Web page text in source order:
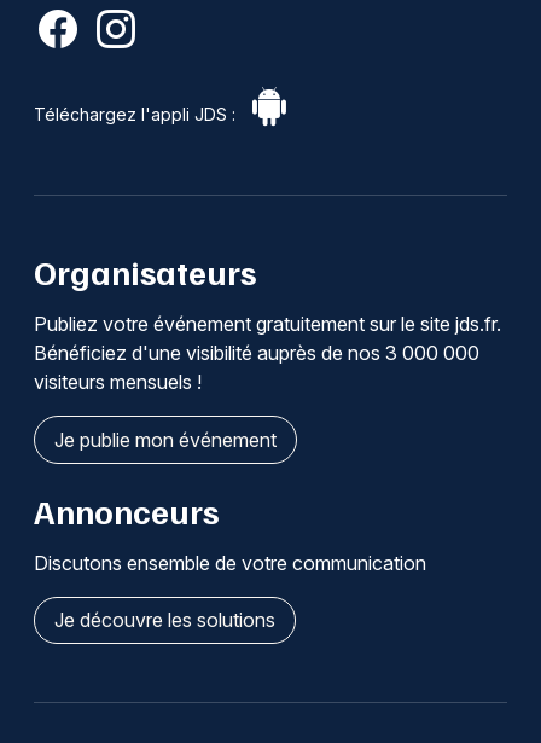
Téléchargez l'appli JDS :
Organisateurs
Publiez votre événement gratuitement sur le site jds.fr.
Bénéficiez d'une visibilité auprès de nos 3 000 000
visiteurs mensuels !
Je publie mon événement
Annonceurs
Discutons ensemble de votre communication
Je découvre les solutions